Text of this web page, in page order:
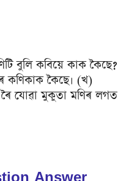
বুলি কবিয়ে কাক কৈছে?
কণিকাক কৈছে। (খ)
ৰৈ যোৱা মুকুতা মণিৰ লগত
Answer